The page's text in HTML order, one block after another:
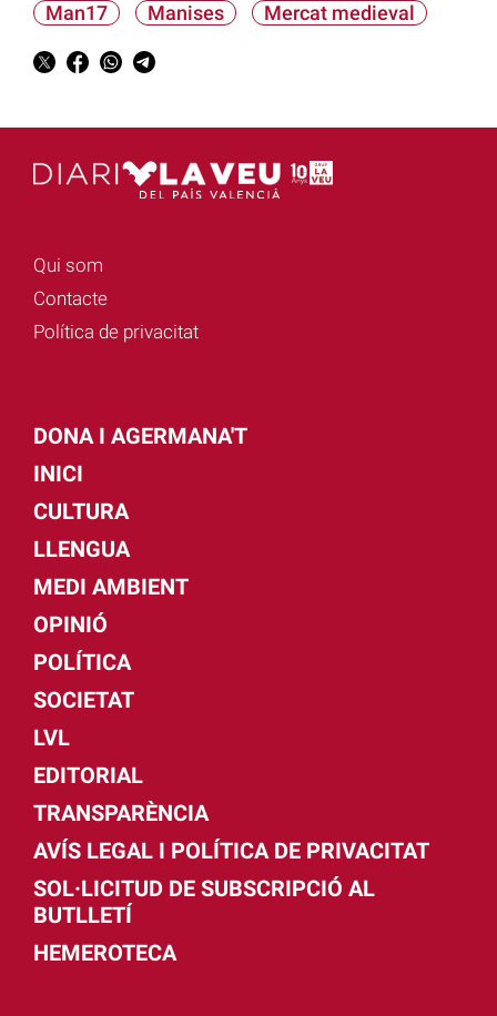
Man17 Manises Mercat medieval
Qui som
Contacte
Política de privacitat
DONA I AGERMANA'T
INICI
CULTURA
LLENGUA
MEDI AMBIENT
OPINIÓ
POLÍTICA
SOCIETAT
LVL
EDITORIAL
TRANSPARÈNCIA
AVÍS LEGAL I POLÍTICA DE PRIVACITAT
SOL·LICITUD DE SUBSCRIPCIÓ AL
BUTLLETÍ
HEMEROTECA